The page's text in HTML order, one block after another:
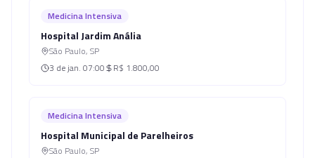
Medicina Intensiva
Hospital Jardim Anália
São Paulo, SP
3 de jan. 07:00 R$ 1.800,00
Medicina Intensiva
Hospital Municipal de Parelheiros
São Paulo, SP